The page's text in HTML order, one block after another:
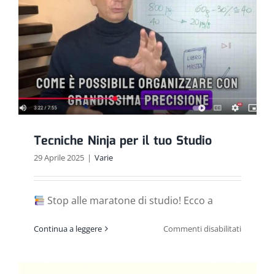
Tecniche Ninja per il tuo Studio
29 Aprile 2025 | Varie
Stop alle maratone di studio! Ecco a
Continua a leggere Commenti disabilitatisu